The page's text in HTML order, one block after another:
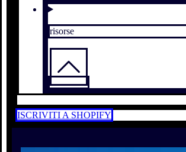
risorse
ISCRIVITI A SHOPIFY